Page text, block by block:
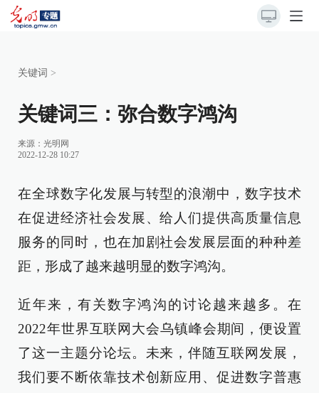
关键词 >
关键词三：弥合数字鸿沟
来源： 光明网
2022-12-28 10:27
在全球数字化发展与转型的浪潮中，数字技术
在促进经济社会发展、给人们提供高质量信息
服务的同时，也在加剧社会发展层面的种种差
距，形成了越来越明显的数字鸿沟。
近年来，有关数字鸿沟的讨论越来越多。在
2022年世界互联网大会乌镇峰会期间，便设置
了这一主题分论坛。未来，伴随互联网发展，
我们要不断依靠技术创新应用、促进数字普惠